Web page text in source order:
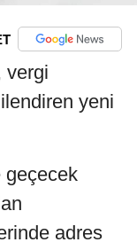
vergi
yeni
geçecek
adres